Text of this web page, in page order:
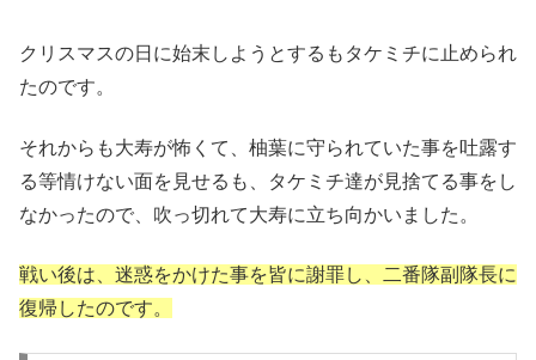
クリスマスの日に始末しようとするもタケミチに止められ
たのです。
それからも大寿が怖くて、柚葉に守られていた事を吐露す
る等情けない面を見せるも、タケミチ達が見捨てる事をし
なかったので、吹っ切れて大寿に立ち向かいました。
戦い後は、迷惑をかけた事を皆に謝罪し、二番隊副隊長に
復帰したのです。